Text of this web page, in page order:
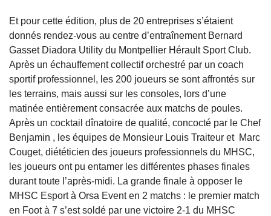
Et pour cette édition, plus de 20 entreprises s’étaient
donnés rendez-vous au centre d’entraînement Bernard
Gasset Diadora Utility du Montpellier Hérault Sport Club.
Après un échauffement collectif orchestré par un coach
sportif professionnel, les 200 joueurs se sont affrontés sur
les terrains, mais aussi sur les consoles, lors d’une
matinée entièrement consacrée aux matchs de poules.
Après un cocktail dînatoire de qualité, concocté par le Chef
Benjamin , les équipes de Monsieur Louis Traiteur et Marc
Couget, diététicien des joueurs professionnels du MHSC,
les joueurs ont pu entamer les différentes phases finales
durant toute l’après-midi. La grande finale à opposer le
MHSC Esport à Orsa Event en 2 matchs : le premier match
en Foot à 7 s’est soldé par une victoire 2-1 du MHSC